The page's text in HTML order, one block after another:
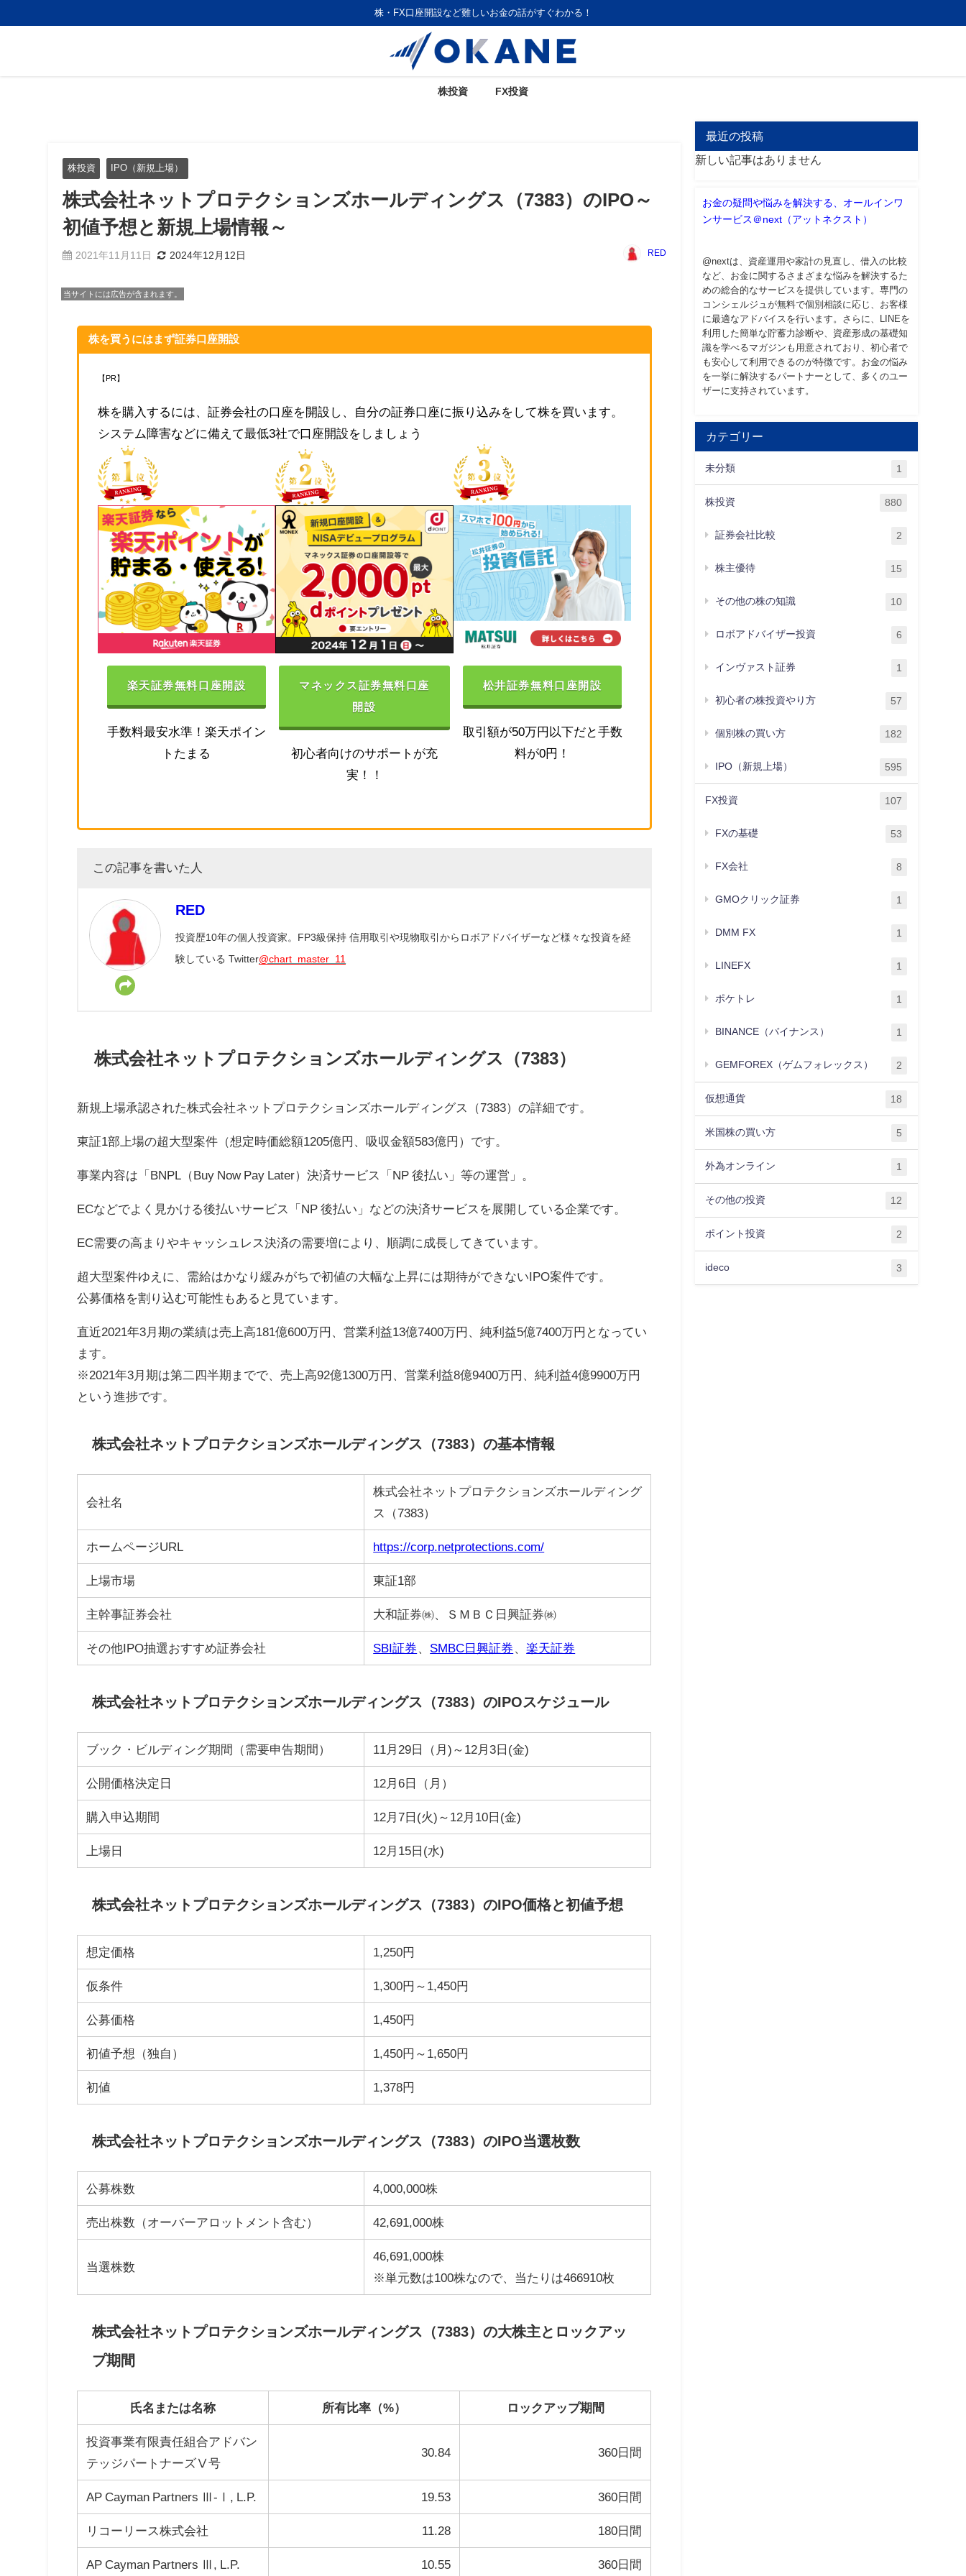
株・FX口座開設など難しいお金の話がすぐわかる！
株投資 FX投資
株投資 IPO（新規上場）
株式会社ネットプロテクションズホールディングス（7383）のIPO～
初値予想と新規上場情報～
2021年11月11日 2024年12月12日 RED
当サイトには広告が含まれます。
株を買うにはまず証券口座開設
【PR】
株を購入するには、証券会社の口座を開設し、自分の証券口座に振り込みをして株を買います。
システム障害などに備えて最低3社で口座開設をしましょう
楽天証券無料口座開設
手数料最安水準！楽天ポイン
トたまる
マネックス証券無料口座
開設
初心者向けのサポートが充
実！！
松井証券無料口座開設
取引額が50万円以下だと手数
料が0円！
この記事を書いた人
RED
投資歴10年の個人投資家。FP3級保持 信用取引や現物取引からロボアドバイザーなど様々な投資を経
験している Twitter@chart_master_11
株式会社ネットプロテクションズホールディングス（7383）
新規上場承認された株式会社ネットプロテクションズホールディングス（7383）の詳細です。
東証1部上場の超大型案件（想定時価総額1205億円、吸収金額583億円）です。
事業内容は「BNPL（Buy Now Pay Later）決済サービス「NP 後払い」等の運営」。
ECなどでよく見かける後払いサービス「NP 後払い」などの決済サービスを展開している企業です。
EC需要の高まりやキャッシュレス決済の需要増により、順調に成長してきています。
超大型案件ゆえに、需給はかなり緩みがちで初値の大幅な上昇には期待ができないIPO案件です。
公募価格を割り込む可能性もあると見ています。
直近2021年3月期の業績は売上高181億600万円、営業利益13億7400万円、純利益5億7400万円となってい
ます。
※2021年3月期は第二四半期までで、売上高92億1300万円、営業利益8億9400万円、純利益4億9900万円
という進捗です。
株式会社ネットプロテクションズホールディングス（7383）の基本情報
会社名
株式会社ネットプロテクションズホールディング
ス（7383）
ホームページURL https://corp.netprotections.com/
上場市場 東証1部
主幹事証券会社 大和証券㈱、ＳＭＢＣ日興証券㈱
その他IPO抽選おすすめ証券会社 SBI証券 SMBC日興証券 、楽天証券
株式会社ネットプロテクションズホールディングス（7383）のIPOスケジュール
ブック・ビルディング期間（需要申告期間） 11月29日（月)～12月3日(金)
公開価格決定日 12月6日（月）
購入申込期間 12月7日(火)～12月10日(金)
上場日 12月15日(水)
株式会社ネットプロテクションズホールディングス（7383）のIPO価格と初値予想
想定価格 1,250円
仮条件 1,300円～1,450円
公募価格 1,450円
初値予想（独自） 1,450円～1,650円
初値 1,378円
株式会社ネットプロテクションズホールディングス（7383）のIPO当選枚数
公募株数 4,000,000株
売出株数（オーバーアロットメント含む） 42,691,000株
当選株数
46,691,000株
※単元数は100株なので、当たりは466910枚
株式会社ネットプロテクションズホールディングス（7383）の大株主とロックアッ
プ期間
氏名または名称 所有比率（%） ロックアップ期間
投資事業有限責任組合アドバン
テッジパートナーズⅤ号
30.84 360日間
AP Cayman Partners Ⅲ-Ⅰ, L.P. 19.53 360日間
リコーリース株式会社 11.28 180日間
AP Cayman Partners Ⅲ, L.P. 10.55 360日間
最近の投稿
新しい記事はありません
お金の疑問や悩みを解決する、オールインワ
ンサービス＠next（アットネクスト）
@nextは、資産運用や家計の見直し、借入の比較
など、お金に関するさまざまな悩みを解決するた
めの総合的なサービスを提供しています。専門の
コンシェルジュが無料で個別相談に応じ、お客様
に最適なアドバイスを行います。さらに、LINEを
利用した簡単な貯蓄力診断や、資産形成の基礎知
識を学べるマガジンも用意されており、初心者で
も安心して利用できるのが特徴です。お金の悩み
を一挙に解決するパートナーとして、多くのユー
ザーに支持されています。
カテゴリー
未分類 1
株投資 880
証券会社比較 2
株主優待 15
その他の株の知識 10
ロボアドバイザー投資 6
インヴァスト証券 1
初心者の株投資やり方 57
個別株の買い方 182
IPO（新規上場） 595
FX投資 107
FXの基礎 53
FX会社 8
GMOクリック証券 1
DMM FX 1
LINEFX 1
ポケトレ 1
BINANCE（バイナンス） 1
GEMFOREX（ゲムフォレックス） 2
仮想通貨 18
米国株の買い方 5
外為オンライン 1
その他の投資 12
ポイント投資 2
ideco 3